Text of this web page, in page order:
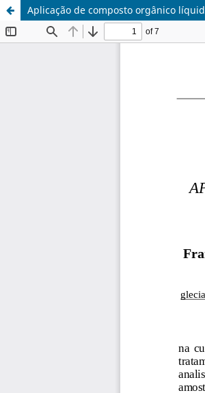
Aplicação de composto orgânico